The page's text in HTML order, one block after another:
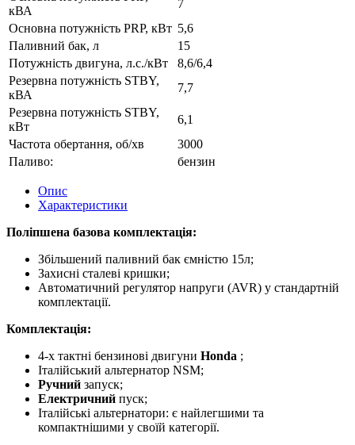
кВА
7
Основна потужність PRP, кВт 5,6
Паливний бак, л
15
Потужність двигуна, л.с./кВт
8,6/6,4
Резервна потужність STBY,
кВА
7,7
Резервна потужність STBY,
кВт
6,1
Частота обертання, об/хв
3000
Паливо:
бензин
Опис
Характеристики
Поліпшена базова комплектація:
Збільшений паливний бак ємністю 15л;
Захисні сталеві кришки;
Автоматичний регулятор напруги (AVR) у стандартній
комплектації.
Комплектація:
4-х тактні бензинові двигуни Honda ;
Італійський альтернатор NSM;
Ручний запуск;
Електричний пуск;
Італійські альтернатори: є найлегшими та
компактнішими у своїй категорії.